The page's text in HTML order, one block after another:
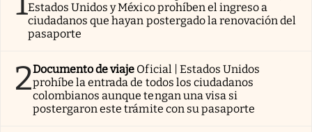
Estados Unidos y México prohíben el ingreso a
ciudadanos que hayan postergado la renovación del
pasaporte
2Documento de viaje Oficial | Estados Unidos
prohíbe la entrada de todos los ciudadanos
colombianos aunque tengan una visa si
postergaron este trámite con su pasaporte